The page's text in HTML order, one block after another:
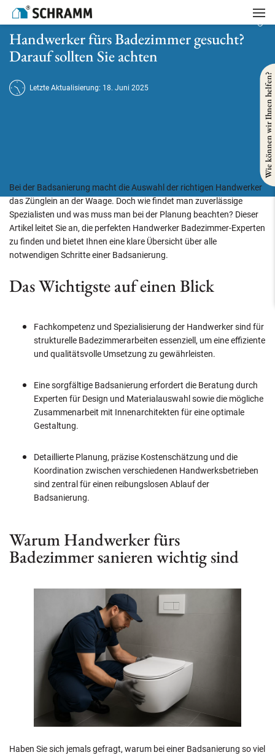
Startseite
Handwerker fürs Badezimmer gesucht? Darauf sollten Sie achten
Handwerker fürs Badezimmer gesucht?
Darauf sollten Sie achten
Letzte Aktualisierung: 18. Juni 2025
Bei der Badsanierung macht die Auswahl der richtigen Handwerker
das Zünglein an der Waage. Doch wie findet man zuverlässige
Spezialisten und was muss man bei der Planung beachten? Dieser
Artikel leitet Sie an, die perfekten Handwerker Badezimmer-Experten
zu finden und bietet Ihnen eine klare Übersicht über alle
notwendigen Schritte einer Badsanierung.
Das Wichtigste auf einen Blick
Fachkompetenz und Spezialisierung der Handwerker sind für
strukturelle Badezimmerarbeiten essenziell, um eine effiziente
und qualitätsvolle Umsetzung zu gewährleisten.
Eine sorgfältige Badsanierung erfordert die Beratung durch
Experten für Design und Materialauswahl sowie die mögliche
Zusammenarbeit mit Innenarchitekten für eine optimale
Gestaltung.
Detaillierte Planung, präzise Kostenschätzung und die
Koordination zwischen verschiedenen Handwerksbetrieben
sind zentral für einen reibungslosen Ablauf der
Badsanierung.
Warum Handwerker fürs
Badezimmer sanieren wichtig sind
Haben Sie sich jemals gefragt, warum bei einer Badsanierung so viel
Wie können wir Ihnen helfen?